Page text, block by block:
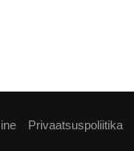
Privaatsuspoliitika